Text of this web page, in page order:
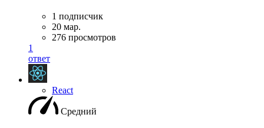
1 подписчик
20 мар.
276 просмотров
1
ответ
React
Средний